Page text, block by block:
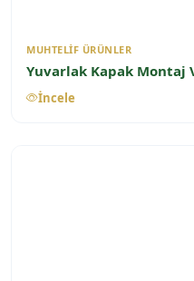
MUHTELIF ÜRÜNLER
Yuvarlak Kapak Montaj
İncele